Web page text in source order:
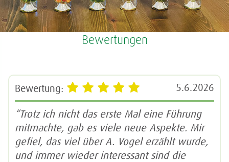
Bewertungen
Bewertung: 5.6.2026
“Trotz ich nicht das erste Mal eine Führung
mitmachte, gab es viele neue Aspekte. Mir
gefiel, das viel über A. Vogel erzählt wurde,
und immer wieder interessant sind die